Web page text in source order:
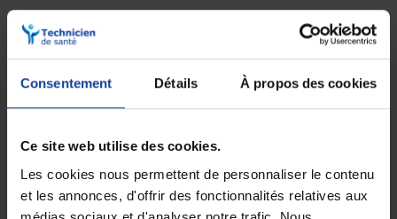
Consentement Détails À propos des cookies
Ce site web utilise des cookies.
Les cookies nous permettent de personnaliser le contenu
et les annonces, d'offrir des fonctionnalités relatives aux
soignée et discrète
Lundi au jeudi : 9h à 12h30 - 13h30 à
Le vendredi jusqu'à 17h
Description
La désinfection et le nettoyage des surface en contact ou non